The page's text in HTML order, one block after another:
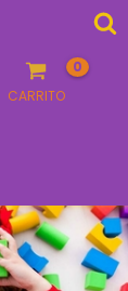
CARRITO
0